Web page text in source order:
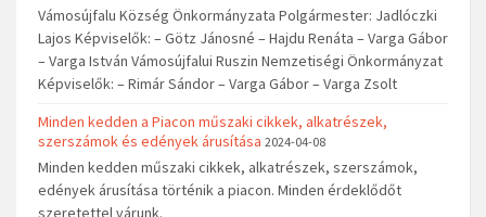
Vámosújfalu Község Önkormányzata Polgármester: Jadlóczki
Lajos Képviselők: – Götz Jánosné – Hajdu Renáta – Varga Gábor
– Varga István Vámosújfalui Ruszin Nemzetiségi Önkormányzat
Képviselők: – Rimár Sándor – Varga Gábor – Varga Zsolt
Minden kedden a Piacon műszaki cikkek, alkatrészek,
szerszámok és edények árusítása 2024-04-08
Minden kedden műszaki cikkek, alkatrészek, szerszámok,
edények árusítása történik a piacon. Minden érdeklődőt
szeretettel várunk.